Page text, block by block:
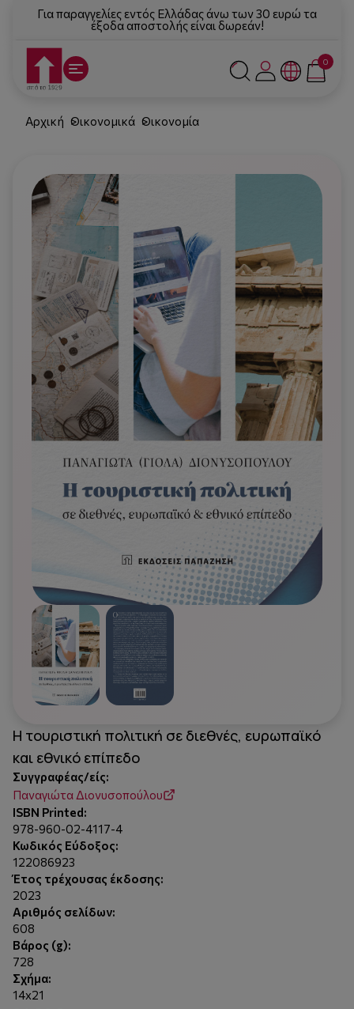
Για παραγγελίες εντός Ελλάδας άνω των 30 ευρώ τα
έξοδα αποστολής είναι δωρεάν!
0
Αρχική Οικονομικά Οικονομία
Η τουριστική πολιτική σε διεθνές, ευρωπαϊκό
και εθνικό επίπεδο
Συγγραφέας/είς:
Παναγιώτα Διονυσοπούλου
ISBN Printed:
978-960-02-4117-4
Κωδικός Εύδοξος:
122086923
Έτος τρέχουσας έκδοσης:
2023
Αριθμός σελίδων:
608
Βάρος (g):
728
Σχήμα:
14x21